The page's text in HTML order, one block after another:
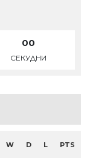
00
СЕКУДНИ
W D L PTS